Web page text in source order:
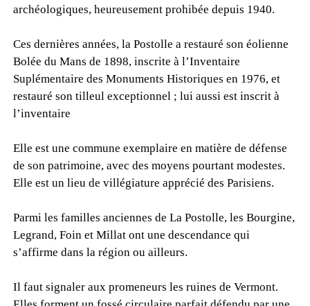
archéologiques, heureusement prohibée depuis 1940.
Ces dernières années, la Postolle a restauré son éolienne
Bolée du Mans de 1898, inscrite à l’Inventaire
Suplémentaire des Monuments Historiques en 1976, et
restauré son tilleul exceptionnel ; lui aussi est inscrit à
l’inventaire
Elle est une commune exemplaire en matière de défense
de son patrimoine, avec des moyens pourtant modestes.
Elle est un lieu de villégiature apprécié des Parisiens.
Parmi les familles anciennes de La Postolle, les Bourgine,
Legrand, Foin et Millat ont une descendance qui
s’affirme dans la région ou ailleurs.
Il faut signaler aux promeneurs les ruines de Vermont.